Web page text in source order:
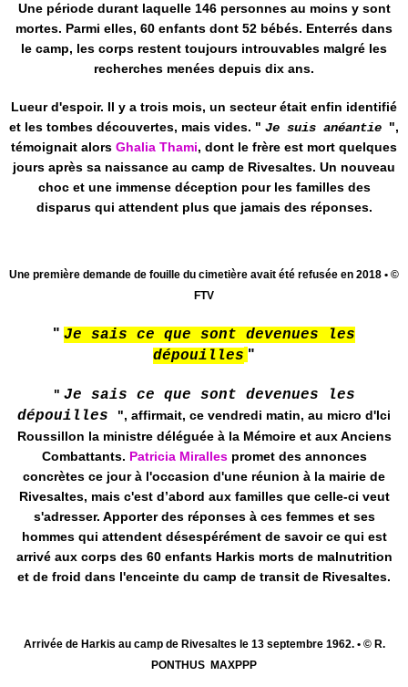
Une période durant laquelle 146 personnes au moins y sont
mortes. Parmi elles, 60 enfants dont 52 bébés. Enterrés dans
le camp, les corps restent toujours introuvables malgré les
recherches menées depuis dix ans.
Lueur d'espoir. Il y a trois mois, un secteur était enfin identifié
et les tombes découvertes, mais vides. " Je suis anéantie ",
témoignait alors Ghalia Thami, dont le frère est mort quelques
jours après sa naissance au camp de Rivesaltes. Un nouveau
choc et une immense déception pour les familles des
disparus qui attendent plus que jamais des réponses.
Une première demande de fouille du cimetière avait été refusée en 2018 • ©
FTV
" Je sais ce que sont devenues les
dépouilles "
" Je sais ce que sont devenues les
dépouilles
", affirmait, ce vendredi matin, au micro d'Ici
Roussillon la ministre déléguée à la Mémoire et aux Anciens
Combattants. Patricia Mirallespromet des annonces
concrètes ce jour à l'occasion d'une réunion à la mairie de
Rivesaltes, mais c'est d’abord aux familles que celle-ci veut
s'adresser. Apporter des réponses à ces femmes et ses
hommes qui attendent désespérément de savoir ce qui est
arrivé aux corps des 60 enfants Harkis morts de malnutrition
et de froid dans l'enceinte du camp de transit de Rivesaltes.
Arrivée de Harkis au camp de Rivesaltes le 13 septembre 1962. • © R.
PONTHUS MAXPPP